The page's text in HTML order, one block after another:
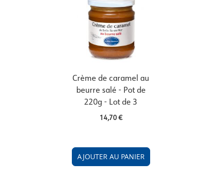
Crème de caramel au
beurre salé - Pot de
220g - Lot de 3
14,70 €
AJOUTER AU PANIER